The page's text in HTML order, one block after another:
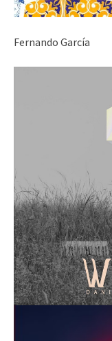
Fernando